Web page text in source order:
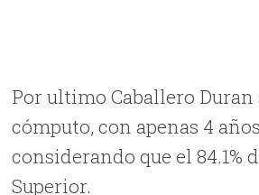
Por ultimo Caballero
cómputo, con apenas 4
considerando que el
Superior.